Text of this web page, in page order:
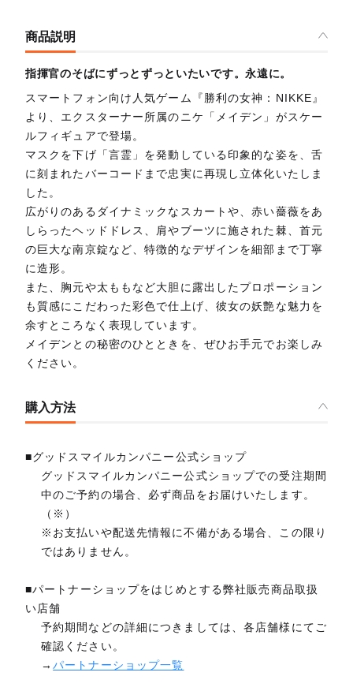
商品説明
指揮官のそばにずっとずっといたいです。永遠に。
スマートフォン向け人気ゲーム『勝利の女神：NIKKE』
より、エクスターナー所属のニケ「メイデン」がスケー
ルフィギュアで登場。
マスクを下げ「言霊」を発動している印象的な姿を、舌
に刻まれたバーコードまで忠実に再現し立体化いたしま
した。
広がりのあるダイナミックなスカートや、赤い薔薇をあ
しらったヘッドドレス、肩やブーツに施された棘、首元
の巨大な南京錠など、特徴的なデザインを細部まで丁寧
に造形。
また、胸元や太ももなど大胆に露出したプロポーション
も質感にこだわった彩色で仕上げ、彼女の妖艶な魅力を
余すところなく表現しています。
メイデンとの秘密のひとときを、ぜひお手元でお楽しみ
ください。
購入方法
■グッドスマイルカンパニー公式ショップ
グッドスマイルカンパニー公式ショップでの受注期間
中のご予約の場合、必ず商品をお届けいたします。
（※）
※お支払いや配送先情報に不備がある場合、この限り
ではありません。
■パートナーショップをはじめとする弊社販売商品取扱
い店舗
予約期間などの詳細につきましては、各店舗様にてご
確認ください。
→パートナーショップ一覧